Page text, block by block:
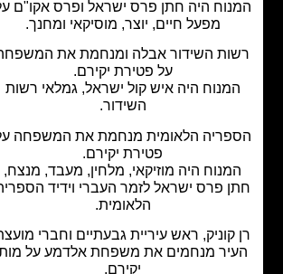
היה חתן פרס ישראל ופרס אקו"ם על
מפעל חיים, יוצר, מוסיקאי ומחנך.
השידור אבלה ומנחמת את המשפחה
על פטירת יקירם.
היה איש קול ישראל, גמלאי רשות
הלאומית מנחמת את המשפחה על
פטירת יקירם.
היה מוזיקאי, מלחין, מעבד, מנצח,
פרס ישראל לזמר העברי וידיד הספריה
הלאומית.
קוניק, ראש עיריית גבעתיים וחברי מועצת
מנחמים את משפחת אלדמע על מות